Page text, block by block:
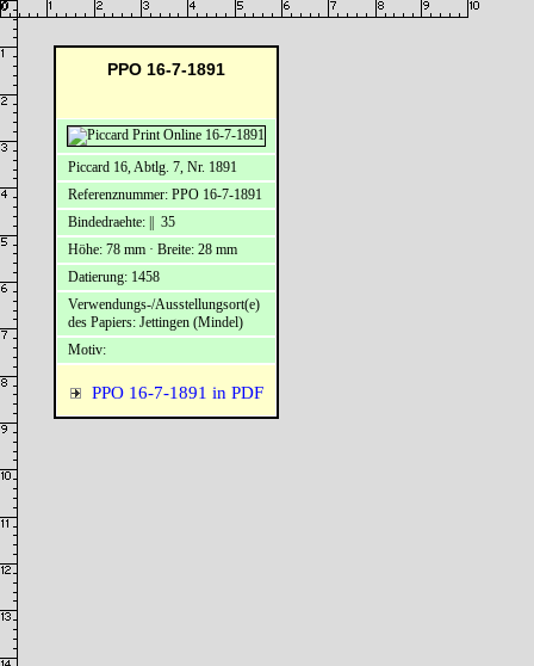
PPO 16-7-1891
PPO 16-7-1891 in PDF
Piccard 16, Abtlg. 7, Nr. 1891
Referenznummer: PPO 16-7-1891
Bindedraehte: || 35
Höhe: 78 mm · Breite: 28 mm
Datierung: 1458
Verwendungs-/Ausstellungsort(e)
des Papiers: Jettingen (Mindel)
Motiv: